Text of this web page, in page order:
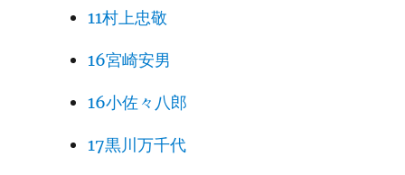
11村上忠敬
16宮崎安男
16小佐々八郎
17黒川万千代